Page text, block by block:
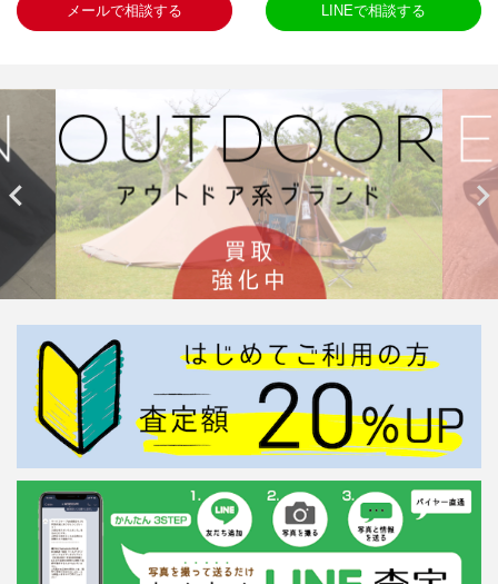
メールで相談する LINEで相談する
 